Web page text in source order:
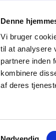
Denne
Vi bruger
til at analysere
partnere inden
kombinere
af deres
Samtykkevalg